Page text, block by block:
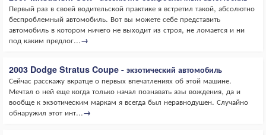
Первый раз в своей водительской практике я встретил такой, абсолютно
беспроблемный автомобиль. Вот вы можете себе представить
автомобиль в котором ничего не выходит из строя, не ломается и ни
под каким предлог...→
2003 Dodge Stratus Coupe - экзотический автомобиль
Сейчас расскажу вкратце о первых впечатлениях об этой машине.
Мечтал о ней еще когда только начал познавать азы вождения, да и
вообще к экзотическим маркам я всегда был неравнодушен. Случайно
обнаружил этот инт...→